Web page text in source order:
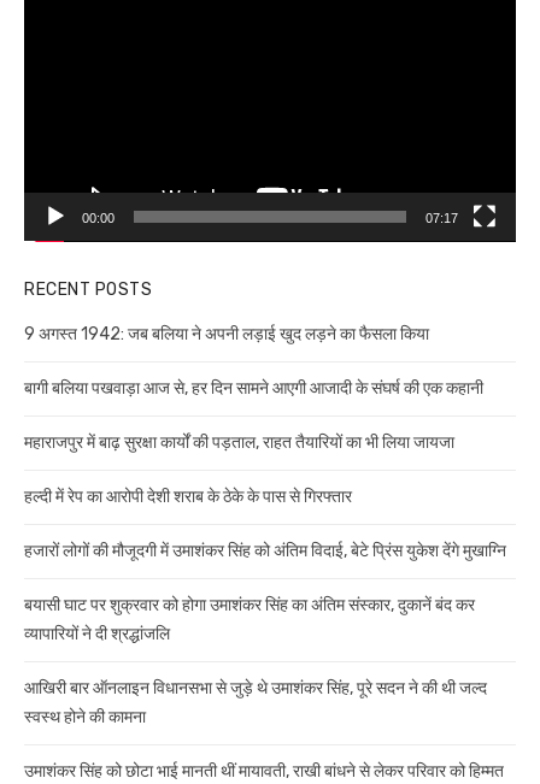
00:00 07:17
RECENT POSTS
9 अगस्त 1942: जब बलिया ने अपनी लड़ाई खुद लड़ने का फैसला किया
बागी बलिया पखवाड़ा आज से, हर दिन सामने आएगी आजादी के संघर्ष की एक कहानी
महाराजपुर में बाढ़ सुरक्षा कार्यों की पड़ताल, राहत तैयारियों का भी लिया जायजा
हल्दी में रेप का आरोपी देशी शराब के ठेके के पास से गिरफ्तार
हजारों लोगों की मौजूदगी में उमाशंकर सिंह को अंतिम विदाई, बेटे प्रिंस युकेश देंगे मुखाग्नि
बयासी घाट पर शुक्रवार को होगा उमाशंकर सिंह का अंतिम संस्कार, दुकानें बंद कर
व्यापारियों ने दी श्रद्धांजलि
आखिरी बार ऑनलाइन विधानसभा से जुड़े थे उमाशंकर सिंह, पूरे सदन ने की थी जल्द
स्वस्थ होने की कामना
उमाशंकर सिंह को छोटा भाई मानती थीं मायावती, राखी बांधने से लेकर परिवार को हिम्मत